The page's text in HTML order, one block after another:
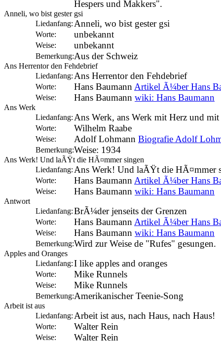
Hespers und Makkers".
Anneli, wo bist gester gsi
Liedanfang: Anneli, wo bist gester gsi
Worte: unbekannt
Weise: unbekannt
Bemerkung:Aus der Schweiz
Ans Herrentor den Fehdebrief
Liedanfang: Ans Herrentor den Fehdebrief
Worte: Hans Baumann Artikel Ã¼ber Hans
Weise: Hans Baumann wiki: Hans Baumann
Ans Werk
Liedanfang: Ans Werk, ans Werk mit Herz und
Worte: Wilhelm Raabe
Weise: Adolf Lohmann Biografie Adolf
Bemerkung:Weise: 1934
Ans Werk! Und laÃŸt die HÃ¤mmer singen
Liedanfang: Ans Werk! Und laÃŸt die HÃ¤mmer
Worte: Hans Baumann Artikel Ã¼ber Hans
Weise: Hans Baumann wiki: Hans Baumann
Antwort
Liedanfang:BrÃ¼der jenseits der Grenzen
Worte: Hans Baumann Artikel Ã¼ber Hans
Weise: Hans Baumann wiki: Hans Baumann
Bemerkung:Wird zur Weise de "Rufes" gesungen.
Apples and Oranges
Liedanfang:I like apples and oranges
Worte: Mike Runnels
Weise: Mike Runnels
Bemerkung:Amerikanischer Teenie-Song
Arbeit ist aus
Liedanfang: Arbeit ist aus, nach Haus, nach Haus!
Worte: Walter Rein
Weise: Walter Rein